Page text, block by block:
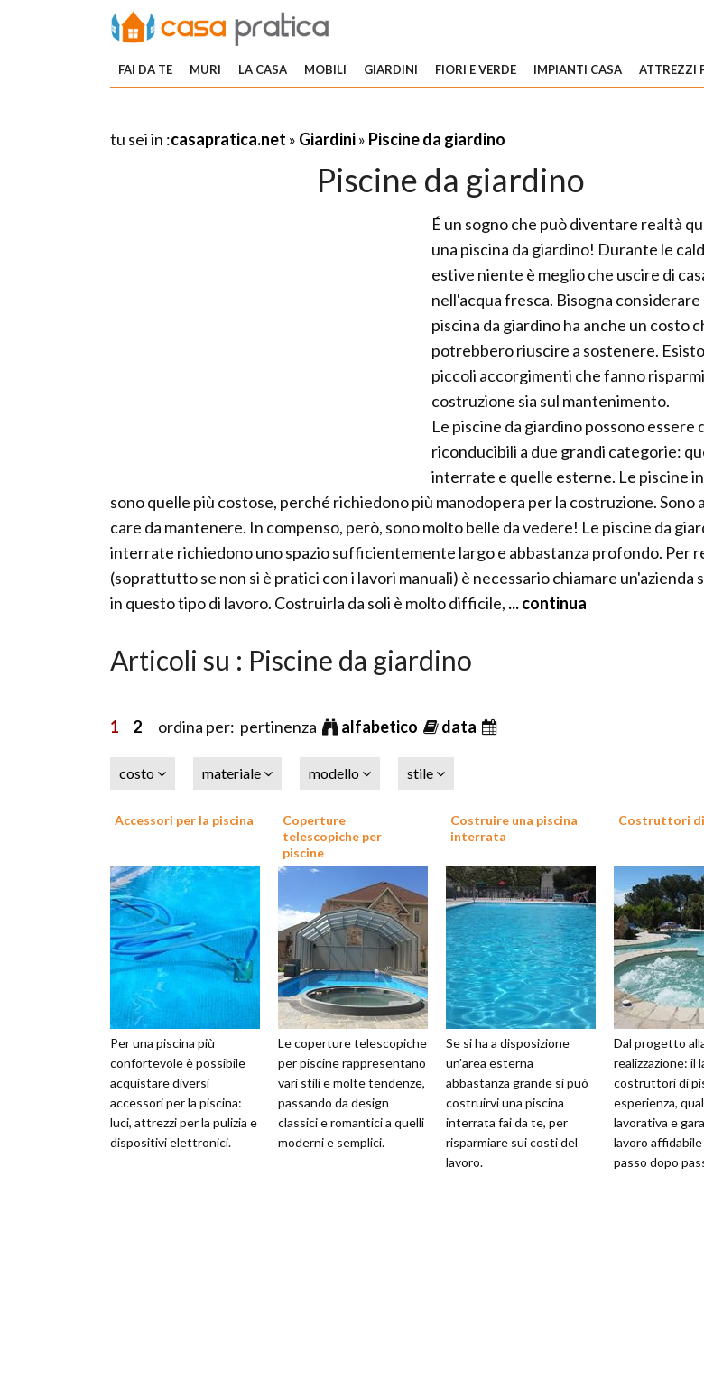
FAI DA TE MURI LA CASA MOBILI GIARDINI FIORI E VERDE IMPIANTI CASA ATTREZZI
tu sei in :casapratica.net » Giardini» Piscine da giardino
Piscine da giardino
É un sogno che può diventare realtà
una piscina da giardino! Durante le
estive niente è meglio che uscire di
nell'acqua fresca. Bisogna considerare
piscina da giardino ha anche un costo
potrebbero riuscire a sostenere.
piccoli accorgimenti che fanno
costruzione sia sul mantenimento.
Le piscine da giardino possono essere
riconducibili a due grandi categorie:
interrate e quelle esterne. Le piscine
sono quelle più costose, perché richiedono più manodopera per la costruzione. Sono
care da mantenere. In compenso, però, sono molto belle da vedere! Le piscine da
interrate richiedono uno spazio sufficientemente largo e abbastanza profondo. Per
(soprattutto se non si è pratici con i lavori manuali) è necessario chiamare un'azienda
in questo tipo di lavoro. Costruirla da soli è molto difficile, ... continua
Articoli su : Piscine da giardino
1 2 ordina per: pertinenza alfabetico data
costo materiale modello stile
Accessori per la piscina
Per una piscina più
confortevole è possibile
acquistare diversi
accessori per la piscina:
luci, attrezzi per la pulizia e
dispositivi elettronici.
Coperture
telescopiche per
piscine
Le coperture telescopiche
per piscine rappresentano
vari stili e molte tendenze,
passando da design
classici e romantici a quelli
moderni e semplici.
Costruire una piscina
interrata
Se si ha a disposizione
un'area esterna
abbastanza grande si può
costruirvi una piscina
interrata fai da te, per
risparmiare sui costi del
lavoro.
Costruttori di
Dal progetto
realizzazione: il
costruttori di
esperienza,
lavorativa e
lavoro
passo dopo